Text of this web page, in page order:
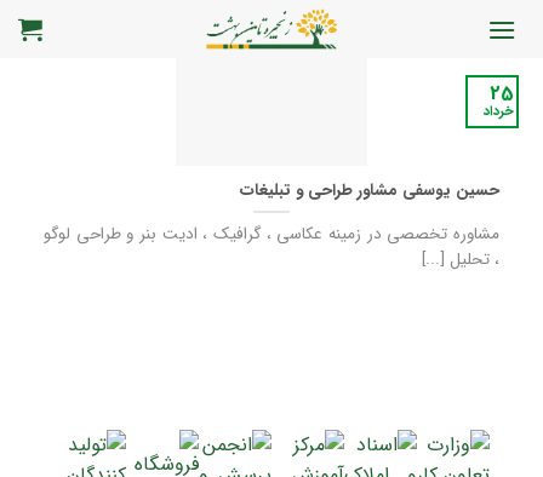
پرش
محتوا
حسین یوسفی مشاور طراحی و تبلیغات
مشاوره تخصصی در زمینه عکاسی ، گرافیک ، ادیت بنر و طراحی لوگو
، تحلیل [...]
25
خرداد